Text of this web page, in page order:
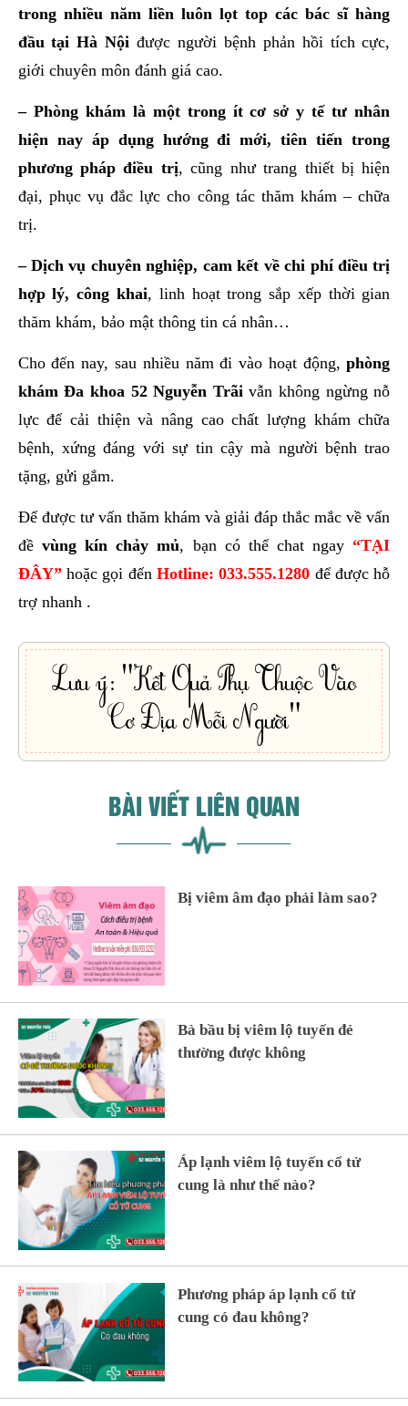
trong nhiều năm liền luôn lọt top các bác sĩ hàng
đầu tại Hà Nội được người bệnh phản hồi tích cực,
giới chuyên môn đánh giá cao.
– Phòng khám là một trong ít cơ sở y tế tư nhân
hiện nay áp dụng hướng đi mới, tiên tiến trong
phương pháp điều trị, cũng như trang thiết bị hiện
đại, phục vụ đắc lực cho công tác thăm khám – chữa
trị.
– Dịch vụ chuyên nghiệp, cam kết về chi phí điều trị
hợp lý, công khai, linh hoạt trong sắp xếp thời gian
thăm khám, bảo mật thông tin cá nhân…
Cho đến nay, sau nhiều năm đi vào hoạt động,phòng
khám Đa khoa 52 Nguyễn Trãi vẫn không ngừng nỗ
lực để cải thiện và nâng cao chất lượng khám chữa
bệnh, xứng đáng với sự tin cậy mà người bệnh trao
tặng, gửi gắm.
Để được tư vấn thăm khám và giải đáp thắc mắc về vấn
đềvùng kín chảy mủ, bạn có thể chat ngay “TẠI
ĐÂY”hoặc gọi đến Hotline: 033.555.1280 để được hỗ
trợ nhanh .
Lưu ý: "Kết Quả Phụ Thuộc Vào
Cơ Địa Mỗi Người"
BÀI VIẾT LIÊN QUAN
Bị viêm âm đạo phải làm sao?
Bà bầu bị viêm lộ tuyến đẻ
thường được không
Áp lạnh viêm lộ tuyến cổ tử
cung là như thế nào?
Phương pháp áp lạnh cổ tử
cung có đau không?